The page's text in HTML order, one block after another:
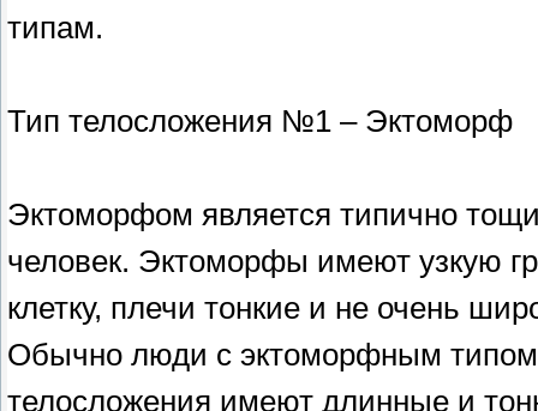
типам.
Тип телосложения №1 – Эктоморф
Эктоморфом является типично
человек. Эктоморфы имеют узкую
клетку, плечи тонкие и не очень
Обычно люди с эктоморфным типом
телосложения имеют длинные и